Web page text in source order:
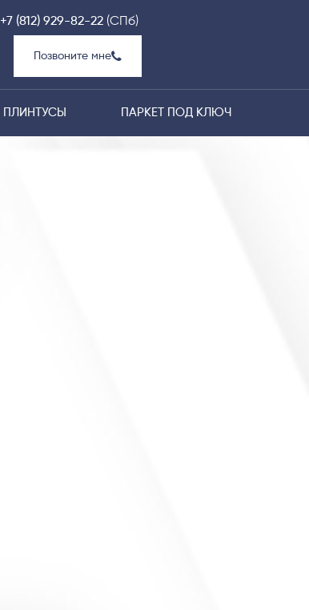
+7 (812) 929-82-22 (СПб)
Позвоните мне
ПЛИНТУСЫ ПАРКЕТ ПОД КЛЮЧ